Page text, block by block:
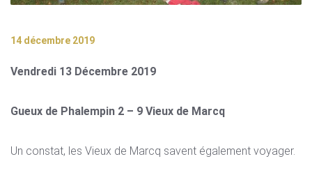
14 décembre 2019
Vendredi 13 Décembre 2019
Gueux de Phalempin 2 – 9 Vieux de Marcq
Un constat, les Vieux de Marcq savent également voyager.